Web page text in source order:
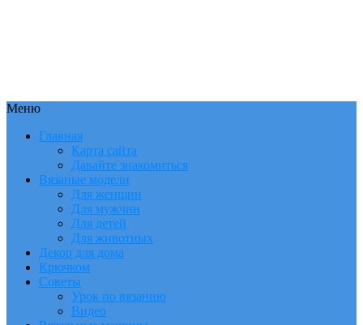
Меню
Главная
Карта сайта
Давайте знакомиться
Вязаные модели
Для женщин
Для мужчин
Для детей
Для животных
Декор для дома
Крючком
Советы
Урок по вязанию
Видео